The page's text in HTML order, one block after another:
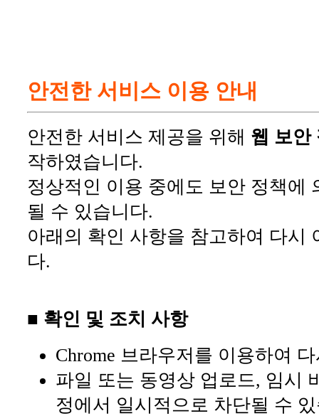
안전한 서비스 이용 안내
안전한 서비스 제공을 위해 웹 보안
작하였습니다.
정상적인 이용 중에도 보안 정책에
될 수 있습니다.
아래의 확인 사항을 참고하여 다시
다.
■ 확인 및 조치 사항
Chrome 브라우저를 이용하여
파일 또는 동영상 업로드, 임시
정에서 일시적으로 차단될 수